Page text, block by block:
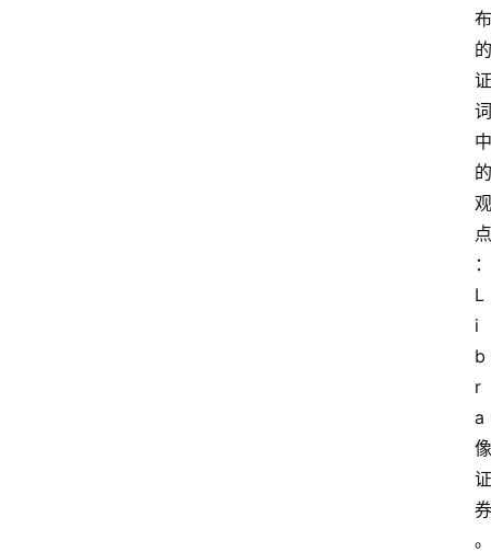
布
的
证
词
中
的
观
点
：
L
i
b
r
a
像
证
券
。